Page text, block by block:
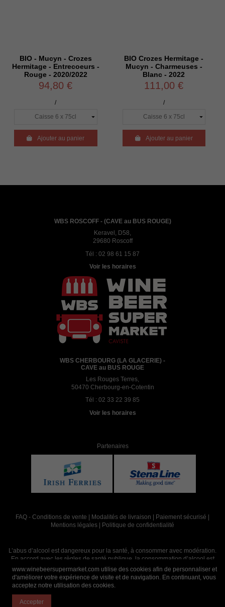
- Mucyn - Crozes
- Entrecoeurs -
- 2020/2022
94,80 €
Ajouter au panier
BIO Crozes Hermitage -
Mucyn - Charmeuses -
Blanc - 2022
111,00 €
Ajouter au panier
Mucyn
WBS ROSCOFF - (CAVE au BUS ROUGE)
Keravel, D58,
29680 Roscoff
Tél : 02 98 61 15 87
Voir les horaires
WBS CHERBOURG (LA GLACERIE) -
CAVE au BUS ROUGE
Les Rouges Terres,
50470 Cherbourg-en-Cotentin
Tél : 02 33 22 39 85
Voir les horaires
Partenaires
FAQ - Conditions de vente Modalités de livraison Paiement sécurisé
Mentions légales
Politique de confidentialité
L’abus d’alcool est dangereux pour la santé, à consommer avec modération.
En accord avec les règles de santé publique, la consommation d’alcool est
interdite aux mineurs, strictement réservée aux adultes de 18 ans et plus
www.winebeersupermarket.com utilise des cookies afin de personnaliser et
d'améliorer votre expérience de visite et de navigation. En continuant, vous
acceptez notre utilisation des cookies.
Accepter